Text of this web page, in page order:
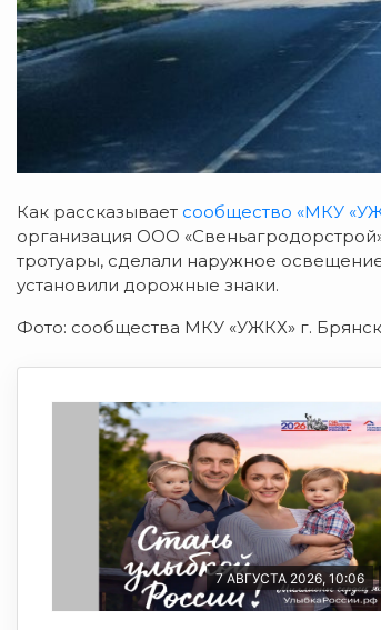
Как рассказывает сообщество «МКУ
организация ООО
тротуары, сделали наружное
установили дорожные знаки.
Фото: сообщества МКУ «УЖКХ» г.
7 АВГУСТА 2026, 10:06